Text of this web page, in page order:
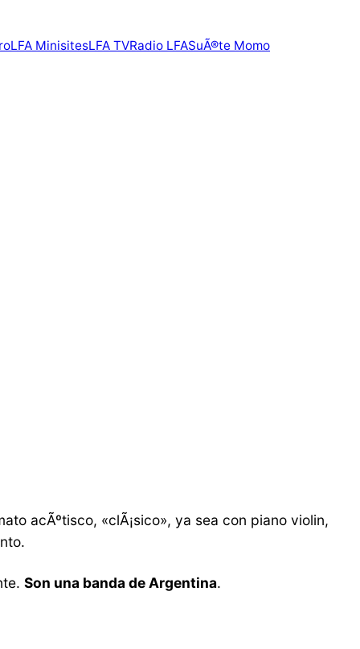
LFA MinisitesLFA TVRadio LFASuÃ®te Momo
acÃºtisco, «clÃ¡sico», ya sea con piano violin,
Son una banda de Argentina.